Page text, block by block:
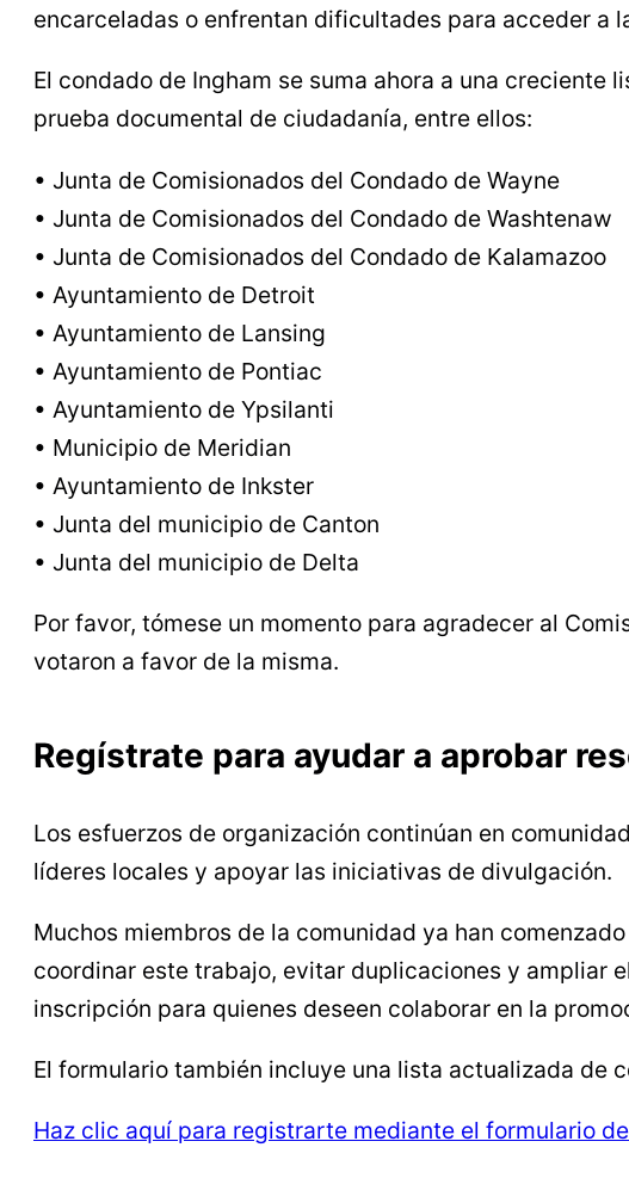
encarceladas o enfrentan dificultades para acceder a
El condado de Ingham se suma ahora a una
prueba documental de ciudadanía, entre ellos:
• Junta de Comisionados del Condado de Wayne
• Junta de Comisionados del Condado de Washtenaw
• Junta de Comisionados del Condado de Kalamazoo
• Ayuntamiento de Detroit
• Ayuntamiento de Lansing
• Ayuntamiento de Pontiac
• Ayuntamiento de Ypsilanti
• Municipio de Meridian
• Ayuntamiento de Inkster
• Junta del municipio de Canton
• Junta del municipio de Delta
Por favor, tómese un momento para agradecer al
votaron a favor de la misma.
Regístrate para ayudar a aprobar
Los esfuerzos de organización continúan en
líderes locales y apoyar las iniciativas de divulgación.
Muchos miembros de la comunidad ya han
coordinar este trabajo, evitar duplicaciones y ampliar
inscripción para quienes deseen colaborar en la
El formulario también incluye una lista actualizada de
Haz clic aquí para registrarte mediante el formulario